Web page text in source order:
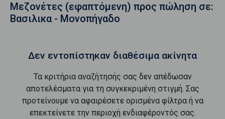
Μεζονέτες (εφαπτόμενη) προς πώληση σε:
Βασιλικα - Μονοπήγαδο
Δεν εντοπίστηκαν διαθέσιμα ακίνητα
Τα κριτήρια αναζήτησής σας δεν απέδωσαν
αποτελέσματα για τη συγκεκριμένη στιγμή. Σας
προτείνουμε να αφαιρέσετε ορισμένα φίλτρα ή να
επεκτείνετε την περιοχή ενδιαφέροντός σας.